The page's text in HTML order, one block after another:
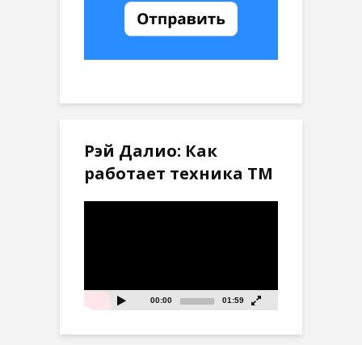
Рэй Далио: Как
работает техника ТМ
00:00 01:59